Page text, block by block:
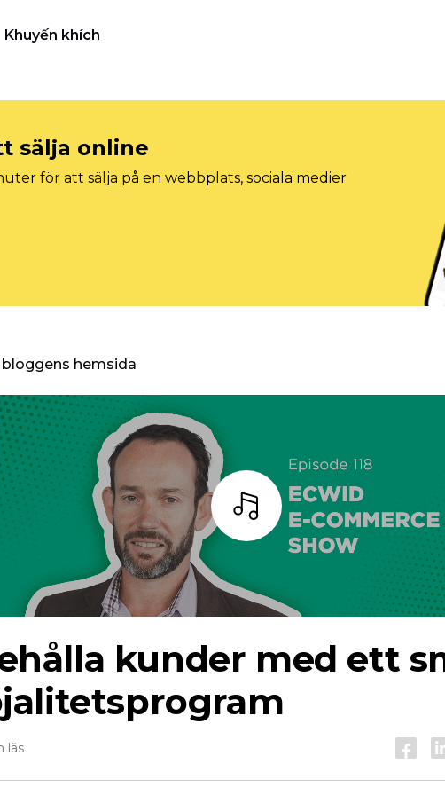
Khuyến khích
sälja online
för att sälja på en webbplats, sociala medier
bloggens hemsida
kunder med ett
läs